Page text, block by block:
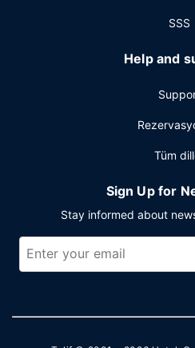
SSS
Help and
Tüm
Sign Up for
Stay informed about